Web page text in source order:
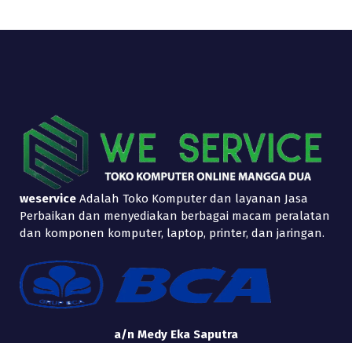
weservice Adalah Toko Komputer dan layanan Jasa
Perbaikan dan menyediakan berbagai macam peralatan
dan komponen komputer, laptop, printer, dan jaringan.
a/n Medy Eka Saputra